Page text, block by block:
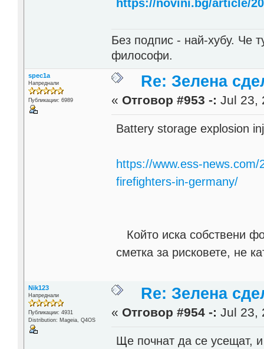
https://novini.bg/article/
Без подпис - най-хубу. Че
философи.
spec1a
Напреднали
Публикации: 6989
Re: Зелена
« Отговор #953 -: Jul 23,
Battery storage explosion
https://www.ess-
firefighters-in-germany/
Който иска собствени
сметка за рисковете, не
Nik123
Напреднали
Публикации: 4931
Distribution: Mageia, Q4OS
Re: Зелена
« Отговор #954 -: Jul 23,
Ще почнат да се усещат,